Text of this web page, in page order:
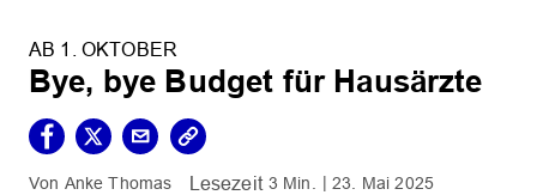
AB 1. OKTOBER
Bye, bye Budget für Hausärzte
Anke Thomas 3 Min. 23. Mai 2025